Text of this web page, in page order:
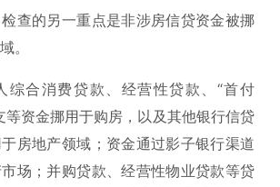
查的另一重点是非涉房信贷资金被挪
。
综合消费贷款、经营性贷款、“首付
等资金挪用于购房，以及其他银行信贷
房地产领域；资金通过影子银行渠道
场；并购贷款、经营性物业贷款等贷